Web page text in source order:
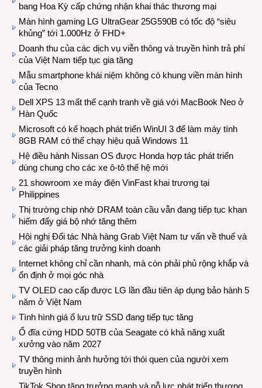
bang Hoa Kỳ cấp chứng nhận khai thác thương mại
Màn hình gaming LG UltraGear 25G590B có tốc độ “siêu
khủng” tới 1.000Hz ở FHD+
Doanh thu của các dịch vụ viễn thông và truyền hình trả phí
của Việt Nam tiếp tục gia tăng
Mẫu smartphone khái niệm không có khung viền màn hình
của Tecno
Dell XPS 13 mất thế cạnh tranh về giá với MacBook Neo ở
Hàn Quốc
Microsoft có kế hoạch phát triển WinUI 3 để làm máy tính
8GB RAM có thể chạy hiệu quả Windows 11
Hệ điều hành Nissan OS được Honda hợp tác phát triển
dùng chung cho các xe ô-tô thế hệ mới
21 showroom xe máy điện VinFast khai trương tại
Philippines
Thị trường chip nhớ DRAM toàn cầu vẫn đang tiếp tục khan
hiếm đẩy giá bộ nhớ tăng thêm
Hội nghị Đối tác Nhà hàng Grab Việt Nam tư vấn về thuế và
các giải pháp tăng trưởng kinh doanh
Internet không chỉ cần nhanh, mà còn phải phủ rộng khắp và
ổn định ở mọi góc nhà
TV OLED cao cấp được LG lần đầu tiên áp dụng bảo hành 5
năm ở Việt Nam
Tình hình giá ổ lưu trữ SSD đang tiếp tục tăng
Ổ đĩa cứng HDD 50TB của Seagate có khả năng xuất
xưởng vào năm 2027
TV thông minh ảnh hưởng tới thói quen của người xem
truyền hình
TikTok Shop tăng trưởng mạnh và nỗ lực phát triển thương